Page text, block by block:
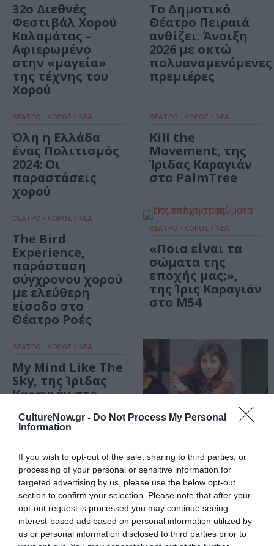
CultureNow.gr - Do Not Process My Personal
Information
If you wish to opt-out of the sale, sharing to third parties, or
processing of your personal or sensitive information for
targeted advertising by us, please use the below opt-out
section to confirm your selection. Please note that after your
opt-out request is processed you may continue seeing
interest-based ads based on personal information utilized by
us or personal information disclosed to third parties prior to
32ο Διεθνές
Φεστιβάλ Χορού
Καλαμάτας –
Αφιερωμένο
στην «μαγεία»
της τέχνης του
Χορού
Το Δημοτικό
Θέατρο Πειραιά
ανθίζει: Άνοιξη
2026 με οκτώ
πολυαναμενόμενες
πρεμιέρες
ΘΕΑΤΡΟ - ΧΟΡΟΣ / ΝΕΑ
Όλη η Ελλάδα
ένας Πολιτισμός
2024: Οι
παραστάσεις
χορού
ΘΕΑΤΡΟ - ΧΟΡΟΣ / ΝΕΑ
Kill the
Movement, της
Ίριδας Καραγιάν
στο PalmTree
ΘΕΑΤΡΟ - ΧΟΡΟΣ / ΝΕΑ
The Bird
Experience,
παράσταση
σύγχρονου χορού
με ελεύθερη
είσοδο στο
Θέατρο Ροές
ΘΕΑΤΡΟ - ΧΟΡΟΣ / ΝΕΑ
«Ποια είναι τα
σώματα της
εποχής μας;»,
της Ίρις Καραγιάν
στο Μ54
ΘΕΑΤΡΟ - ΧΟΡΟΣ / ΝΕΑ
My Mind Like The
Sky, της Ίριδας
Καραγιάν στο
Πάρκο ΠΛΥΦΑ
ΦΕΣΤΙΒΑΛ / ΝΕΑ
Φεστιβάλ
Αθηνών
Επιδαύρου:
Γυναίκες